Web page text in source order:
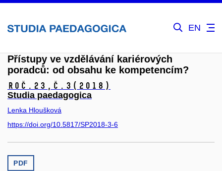
EN
Přístupy ve vzdělávání kariérových
poradců: od obsahu ke kompetencím?
Roč.23, č.3 (2018)
Studia paedagogica
Lenka Hloušková
https://doi.org/10.5817/SP2018-3-6
PDF